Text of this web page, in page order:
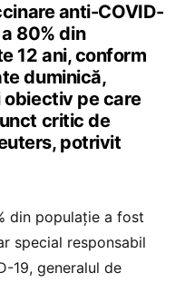
anti-COVID-
80% din
12 ani, conform
duminică,
obiectiv pe care
critic de
potrivit
din populaţie a fost
special responsabil
19, generalul de